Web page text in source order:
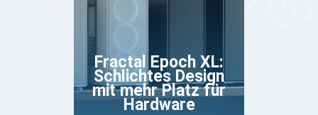
Fractal Epoch XL:
Schlichtes Design
mit mehr Platz für
Hardware